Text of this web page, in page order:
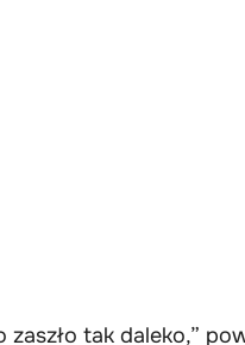
tak daleko,”